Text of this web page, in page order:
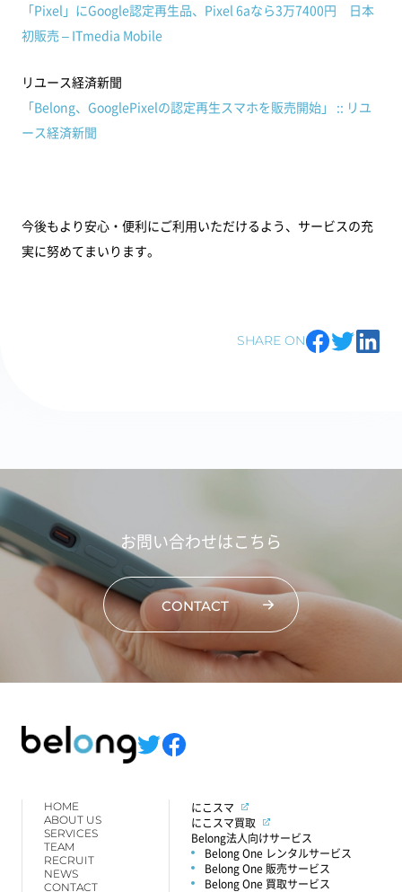
「Pixel」にGoogle認定再生品、Pixel 6aなら3万7400円 日本
初販売 – ITmedia Mobile
リユース経済新聞
「Belong、GooglePixelの認定再生スマホを販売開始」 :: リユ
ース経済新聞
今後もより安心・便利にご利用いただけるよう、サービスの充
実に努めてまいります。
SHARE ON
お問い合わせはこちら
CONTACT
HOME
ABOUT US
SERVICES
TEAM
RECRUIT
NEWS
CONTACT
にこスマ
にこスマ買取
Belong法人向けサービス
Belong One レンタルサービス
Belong One 販売サービス
Belong One 買取サービス